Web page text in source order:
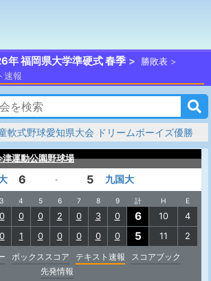
年 福岡県大学準硬式 春季
勝敗表
速報
軟式野球愛知県大会 ドリームボーイズ優勝
津運動公園野球場
6 - 5 九国大
3 4 5 6 7 8 9 計 H E
0 0 0 2 0 3 0 6 10
4
0 1 0 0 0 0 0 5 11
2
ボックススコア テキスト速報
スコアブック
先発情報